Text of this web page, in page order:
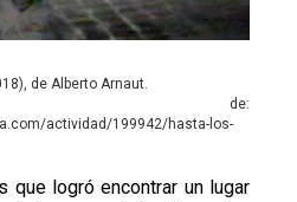
de Alberto Arnaut.
de:
actividad/199942/hasta-los-
que logró encontrar un lugar